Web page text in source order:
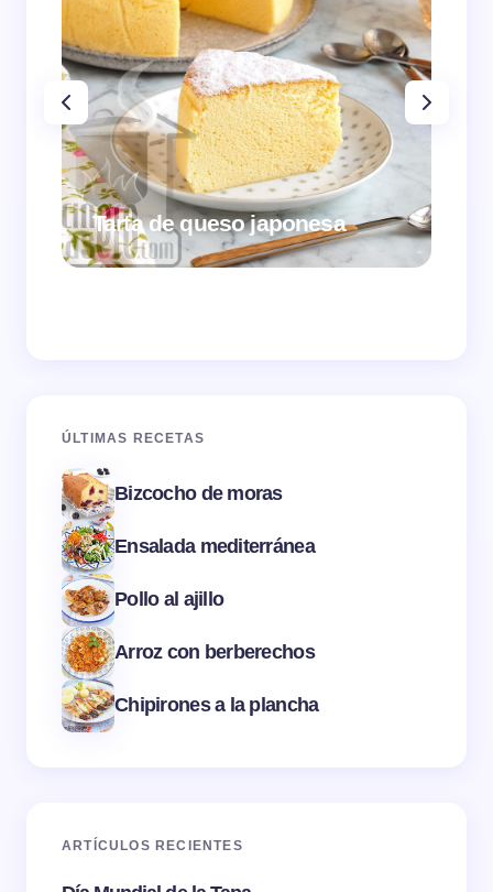
Tarta de queso japonesa
ÚLTIMAS RECETAS
Bizcocho de moras
Ensalada mediterránea
Pollo al ajillo
Arroz con berberechos
Chipirones a la plancha
ARTÍCULOS RECIENTES